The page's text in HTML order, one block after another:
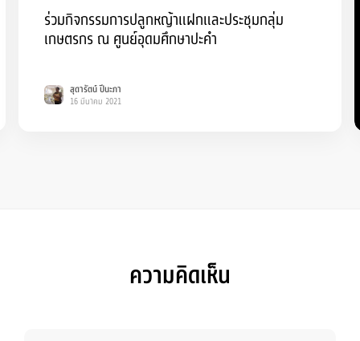
ร่วมกิจกรรมการปลูกหญ้าแฝกและประชุมกลุ่ม
เกษตรกร ณ ศูนย์อุดมศึกษาปะคำ
สุดารัตน์ ปีนะภา
16 มีนาคม 2021
ความคิดเห็น